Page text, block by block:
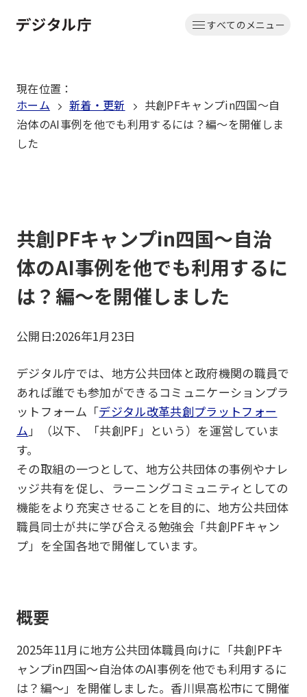
文
動
すべてのメニュー
現在位置 ：
ホーム
新着・更新
共創PFキャンプin四国～自
治体のAI事例を他でも利用するには？編～を開催しま
した
共創PFキャンプin四国～自治
体のAI事例を他でも利用するに
は？編～を開催しました
公開日:2026年1月23日
デジタル庁では、地方公共団体と政府機関の職員で
あれば誰でも参加ができるコミュニケーションプラ
ットフォーム「デジタル改革共創プラットフォー
ム」（以下、「共創PF」という）を運営していま
す。
その取組の一つとして、地方公共団体の事例やナレ
ッジ共有を促し、ラーニングコミュニティとしての
機能をより充実させることを目的に、地方公共団体
職員同士が共に学び合える勉強会「共創PFキャン
プ」を全国各地で開催しています。
概要
2025年11月に地方公共団体職員向けに「共創PFキ
ャンプin四国～自治体のAI事例を他でも利用するに
は？編～」を開催しました。香川県高松市にて開催